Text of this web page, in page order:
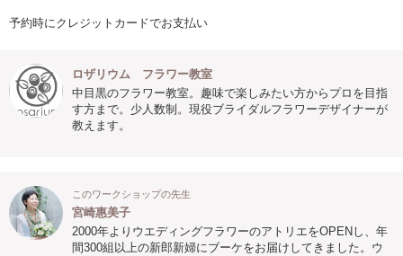
予約時にクレジットカードでお支払い
ロザリウム フラワー教室
中目黒のフラワー教室。趣味で楽しみたい方からプロを目指
す方まで。少人数制。現役ブライダルフラワーデザイナーが
教えます。
このワークショップの先生
宮崎惠美子
2000年よりウエディングフラワーのアトリエをOPENし、年
間300組以上の新郎新婦にブーケをお届けしてきました。ウ